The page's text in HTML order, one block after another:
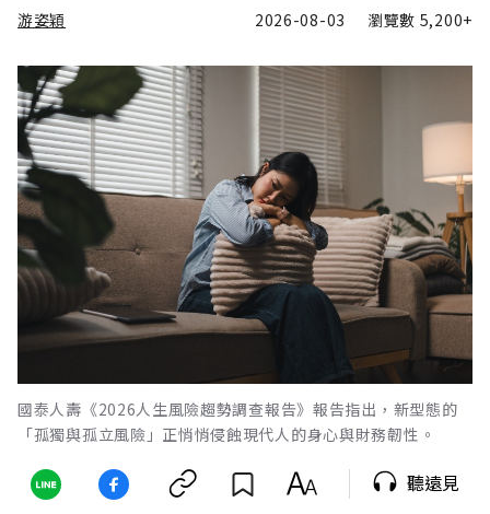
游姿穎 2026-08-03 瀏覽數 5,200+
國泰人壽《2026人生風險趨勢調查報告》報告指出，新型態的
「孤獨與孤立風險」正悄悄侵蝕現代人的身心與財務韌性。
聽遠見